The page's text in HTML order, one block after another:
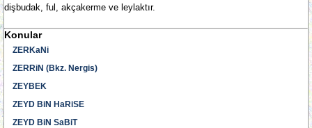
dişbudak, ful, akçakerme ve leylaktır.
Konular
ZERKaNi
ZERRiN (Bkz. Nergis)
ZEYBEK
ZEYD BiN HaRiSE
ZEYD BiN SaBiT